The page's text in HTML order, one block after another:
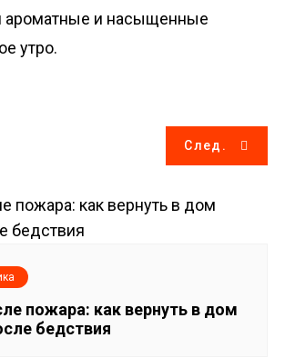
ароматные и насыщенные
утро.
След.
пожара: как вернуть в дом
бедствия